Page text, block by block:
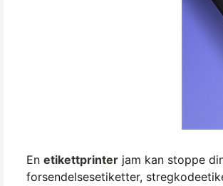
En etikettprinter jam kan stoppe
forsendelsesetiketter,